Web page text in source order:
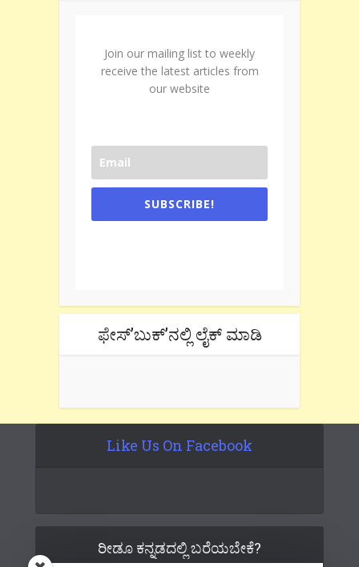
Join our mailing list to weekly
receive the latest articles from
our website
SUBSCRIBE!
ಫೇಸ್’ಬುಕ್’ನಲ್ಲಿ ಲೈಕ್ ಮಾಡಿ
Like Us On Facebook
ರೀಡೂ ಕನ್ನಡದಲ್ಲಿ ಬರೆಯಬೇಕೆ?